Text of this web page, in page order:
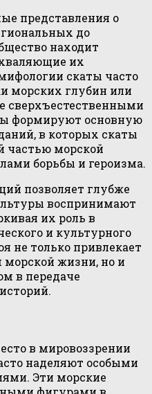
представления о
до
находит
их
скаты часто
морских глубин или
сверхъестественными
формируют основную
в которых скаты
частью морской
борьбы и героизма.
позволяет глубже
воспринимают
их роль в
и культурного
не только привлекает
морской жизни, но и
в передаче
в мировоззрении
наделяют особыми
Эти морские